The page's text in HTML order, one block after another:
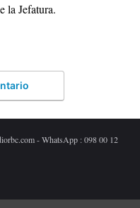
la Jefatura.
- WhatsApp : 098 00 12